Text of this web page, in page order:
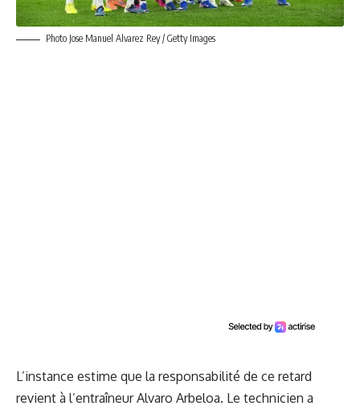
Photo Jose Manuel Alvarez Rey / Getty Images
L’instance estime que la responsabilité de ce retard
revient à l’entraîneur Alvaro Arbeloa. Le technicien a